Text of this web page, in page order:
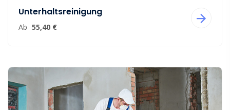
Unterhaltsreinigung
Ab 55,40 €